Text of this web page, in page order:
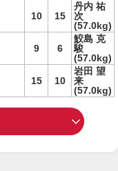
10 15
丹内 祐
次
(57.0kg)
9 6
鮫島 克
駿
(57.0kg)
15 10
岩田 望
来
(57.0kg)